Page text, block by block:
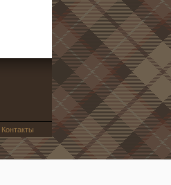
Контакты